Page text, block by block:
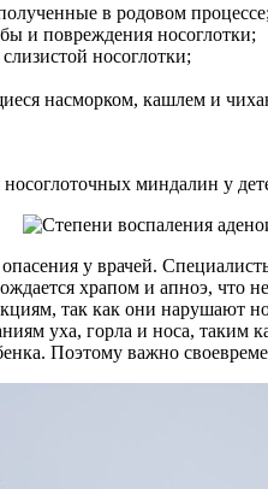
в родовом процессе;
и повреждения носоглотки;
носоглотки;
насморком, кашлем и
миндалин у
у врачей.
храпом и апноэ, что
так как они нарушают
уха, горла и носа,
Поэтому важно